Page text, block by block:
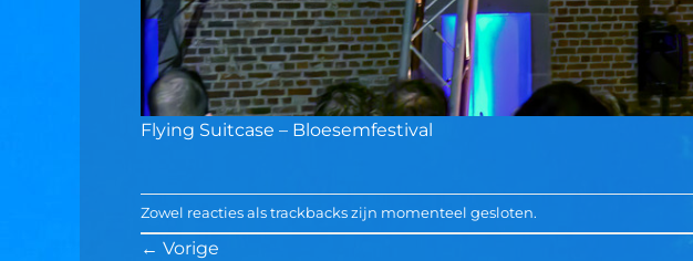
Flying Suitcase – Bloesemfestival
Zowel reacties als trackbacks zijn momenteel gesloten.
← Vorige